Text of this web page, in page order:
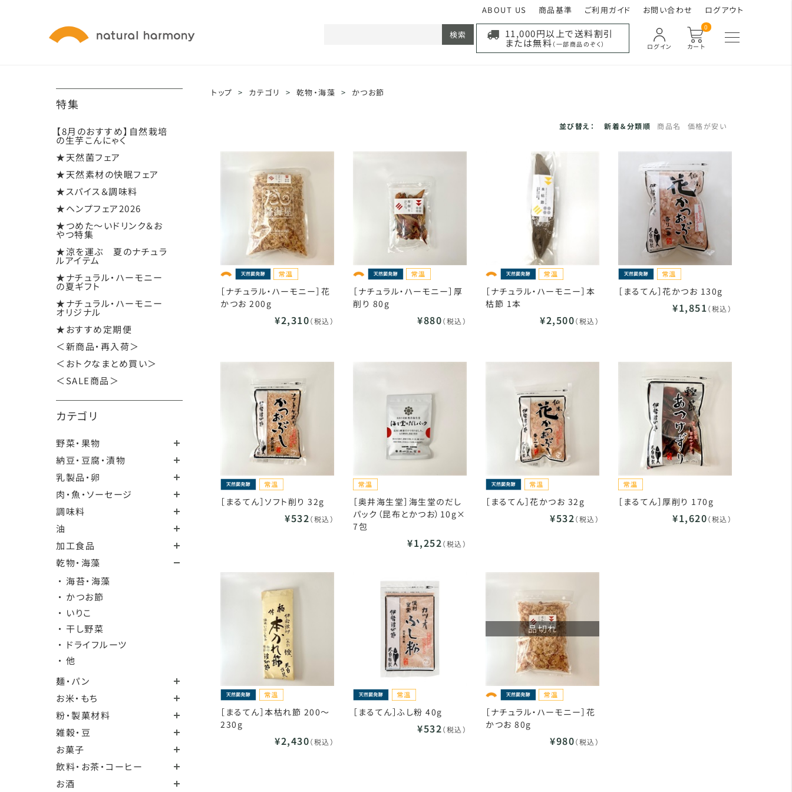
ABOUT US 商品基準 ご利用ガイド お問い合わせ ログアウト
カート
0
ログイン
11,000円以上で送料割引
または無料 （一部商品のぞく）
検索
特集
【8月のおすすめ】自然栽培
の生芋こんにゃく
★天然菌フェア
★天然素材の快眠フェア
★スパイス＆調味料
★ヘンプフェア2026
★つめた～いドリンク＆お
やつ特集
★涼を運ぶ 夏のナチュラ
ルアイテム
★ナチュラル・ハーモニー
の夏ギフト
★ナチュラル・ハーモニー
オリジナル
★おすすめ定期便
＜新商品・再入荷＞
＜おトクなまとめ買い＞
＜SALE商品＞
カテゴリ
野菜・果物
納豆・豆腐・漬物
乳製品・卵
肉・魚・ソーセージ
調味料
油
加工食品
乾物・海藻
・ 海苔・海藻
・ かつお節
・ いりこ
・ 干し野菜
・ ドライフルーツ
・ 他
麺・パン
お米・もち
粉・製菓材料
雑穀・豆
お菓子
飲料・お茶・コーヒー
お酒
トップ > カテゴリ > 乾物・海藻 > かつお節
並び替え： 新着＆分類順 商品名 価格が安い
［ナチュラル・ハーモニー］花
かつお 200g
¥2,310（税込）
［ナチュラル・ハーモニー］厚
削り 80g
¥880（税込）
［ナチュラル・ハーモニー］本
枯節 1本
¥2,500（税込）
［まるてん］花かつお 130g
¥1,851（税込）
［まるてん］ソフト削り 32g
¥532（税込）
［奥井海生堂］海生堂のだし
パック（昆布とかつお）10g×
7包
¥1,252（税込）
［まるてん］花かつお 32g
¥532（税込）
［まるてん］厚削り 170g
¥1,620（税込）
［まるてん］本枯れ節 200～
230g
¥2,430（税込）
［まるてん］ふし粉 40g
¥532（税込）
品切れ
［ナチュラル・ハーモニー］花
かつお 80g
¥980（税込）